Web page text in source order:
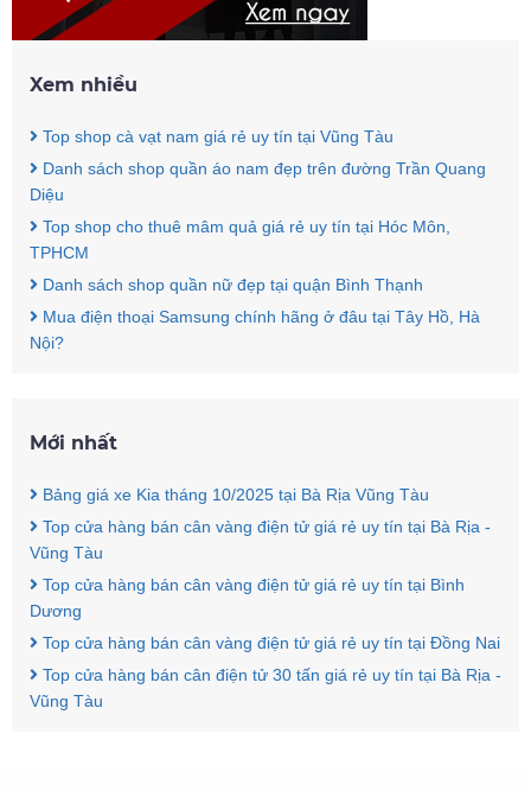
Xem nhiều
Top shop cà vạt nam giá rẻ uy tín tại Vũng Tàu
Danh sách shop quần áo nam đẹp trên đường Trần Quang
Diệu
Top shop cho thuê mâm quả giá rẻ uy tín tại Hóc Môn,
TPHCM
Danh sách shop quần nữ đẹp tại quận Bình Thạnh
Mua điện thoại Samsung chính hãng ở đâu tại Tây Hồ, Hà
Nội?
Mới nhất
Bảng giá xe Kia tháng 10/2025 tại Bà Rịa Vũng Tàu
Top cửa hàng bán cân vàng điện tử giá rẻ uy tín tại Bà Rịa -
Vũng Tàu
Top cửa hàng bán cân vàng điện tử giá rẻ uy tín tại Bình
Dương
Top cửa hàng bán cân vàng điện tử giá rẻ uy tín tại Đồng Nai
Top cửa hàng bán cân điện tử 30 tấn giá rẻ uy tín tại Bà Rịa -
Vũng Tàu